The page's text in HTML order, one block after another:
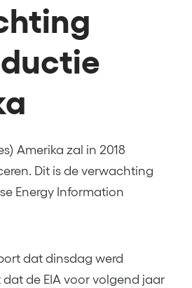
Amerika zal in 2018
Dit is de verwachting
Energy Information
dat dinsdag werd
de EIA voor volgend jaar